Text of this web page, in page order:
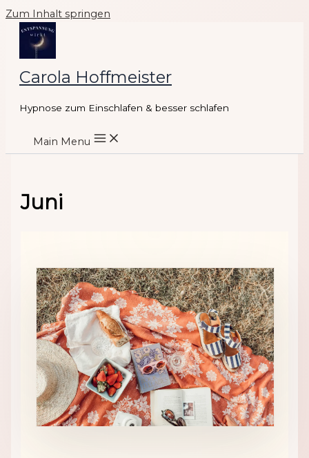
Zum Inhalt springen
Carola Hoffmeister
Hypnose zum Einschlafen & besser schlafen
Main Menu
Juni